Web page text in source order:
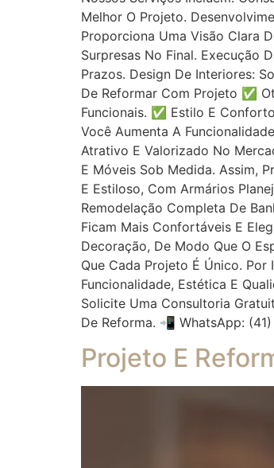
Melhor O Projeto.
Proporciona Uma Visão Clara
Surpresas No Final. Execução
Prazos. Design De Interiores:
De Reformar Com Projeto ✅
Funcionais. ✅ Estilo E
Você Aumenta A
Atrativo E Valorizado No
E Móveis Sob Medida. Assim,
E Estiloso, Com Armários
Remodelação Completa De
Ficam Mais Confortáveis E
Decoração, De Modo Que O
Que Cada Projeto É Único.
Funcionalidade, Estética E
Solicite Uma Consultoria
De Reforma. 📲 WhatsApp:
Projeto E